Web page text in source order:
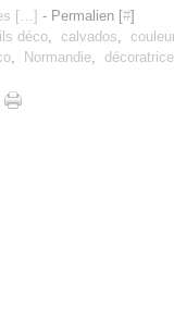
[…] - Permalien [#]
déco, calvados,
, Normandie,